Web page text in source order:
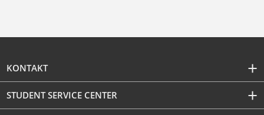
KONTAKT
STUDENT SERVICE CENTER